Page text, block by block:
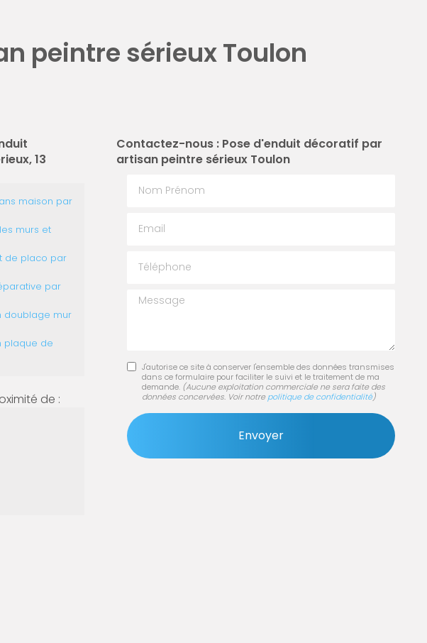
peintre sérieux Toulon
13
maison par
murs et
de placo par
par
doublage mur
plaque de
de :
Contactez-nous : Pose d'enduit décoratif par
artisan peintre sérieux Toulon
Message
J'autorise ce site à conserver l'ensemble des données transmises
dans ce formulaire pour faciliter le suivi et le traitement de ma
demande. (Aucune exploitation commerciale ne sera faite des
données concervées. Voir notre politique de confidentialité)